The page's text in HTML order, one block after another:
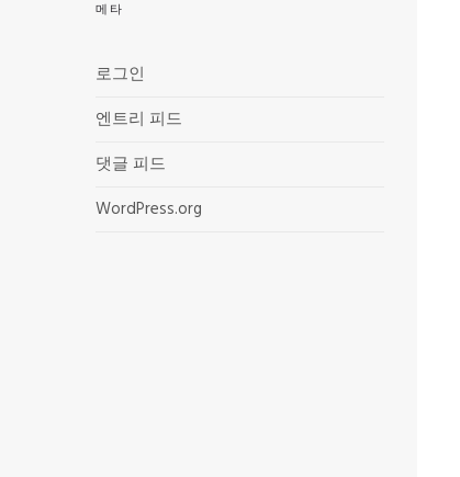
메타
로그인
엔트리 피드
댓글 피드
WordPress.org